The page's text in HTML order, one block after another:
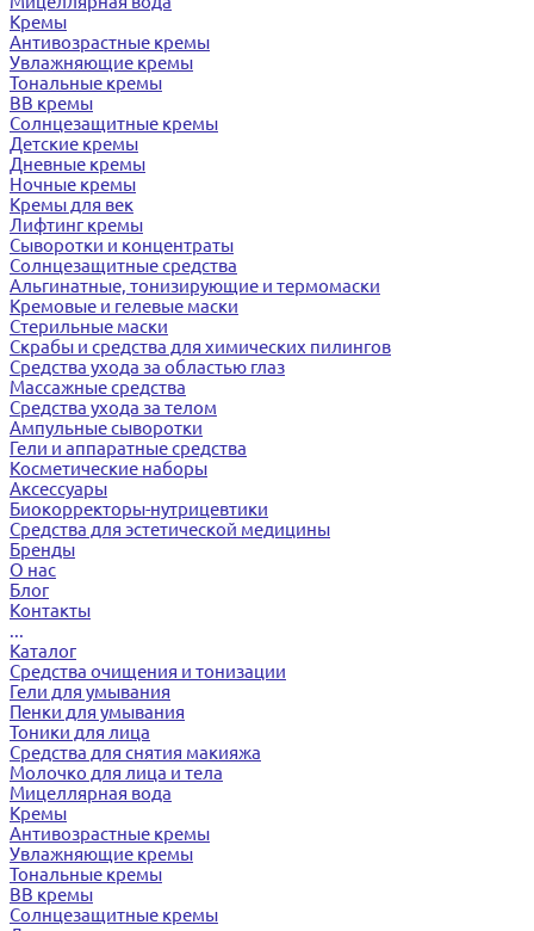
Кремы
Антивозрастные кремы
Увлажняющие кремы
Тональные кремы
BB кремы
Солнцезащитные кремы
Детские кремы
Дневные кремы
Ночные кремы
Кремы для век
Лифтинг кремы
Сыворотки и концентраты
Солнцезащитные средства
Альгинатные, тонизирующие и термомаски
Кремовые и гелевые маски
Стерильные маски
Скрабы и средства для химических пилингов
Средства ухода за областью глаз
Массажные средства
Средства ухода за телом
Ампульные сыворотки
Гели и аппаратные средства
Косметические наборы
Аксессуары
Биокорректоры-нутрицевтики
Средства для эстетической медицины
Бренды
О нас
Блог
Контакты
...
Каталог
Средства очищения и тонизации
Гели для умывания
Пенки для умывания
Тоники для лица
Средства для снятия макияжа
Молочко для лица и тела
Мицеллярная вода
Кремы
Антивозрастные кремы
Увлажняющие кремы
Тональные кремы
BB кремы
Солнцезащитные кремы